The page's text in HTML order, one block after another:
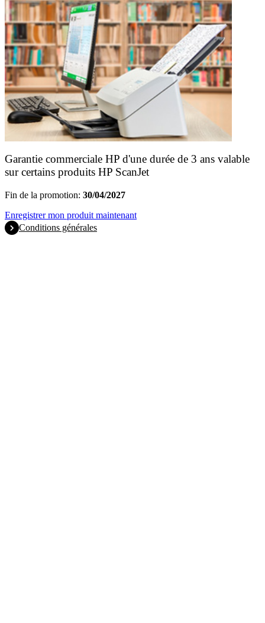
Garantie commerciale HP d'une durée de 3 ans valable
sur certains produits HP ScanJet
Fin de la promotion: 30/04/2027
Enregistrer mon produit maintenant
Conditions générales